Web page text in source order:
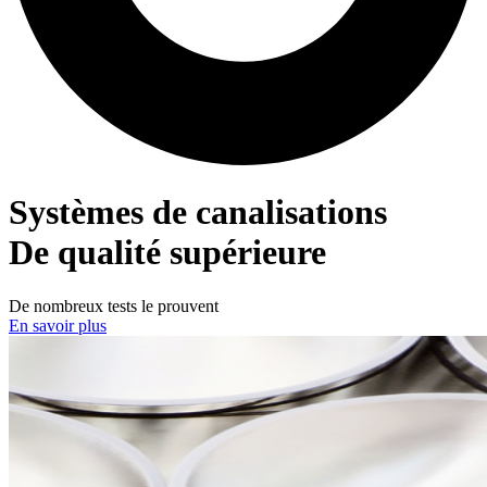
Systèmes de canalisations
De qualité supérieure
De nombreux tests le prouvent
En savoir plus